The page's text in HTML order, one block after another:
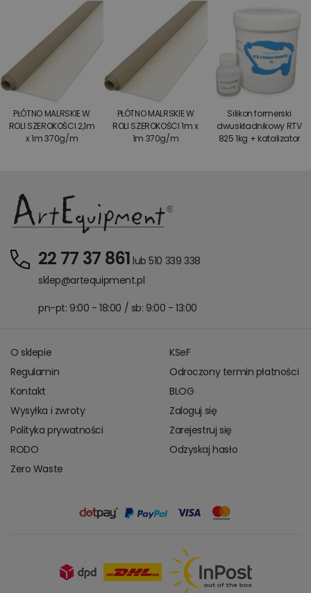
PŁÓTNO MALRSKIE W
ROLI SZEROKOŚCI 2,1m
x 1m 370g/m
PŁÓTNO MALRSKIE W
ROLI SZEROKOŚCI 1m x
1m 370g/m
Silikon formerski
dwuskładnikowy RTV
825 1kg + katalizator
22 77 37 861 lub 510 339 338
sklep@artequipment.pl
pn-pt: 9:00 - 18:00 / sb: 9:00 - 13:00
O sklepie
Regulamin
Kontakt
Wysyłka i zwroty
Polityka prywatności
RODO
Zero Waste
KSeF
Odroczony termin płatności
BLOG
Zaloguj się
Zarejestruj się
Odzyskaj hasło